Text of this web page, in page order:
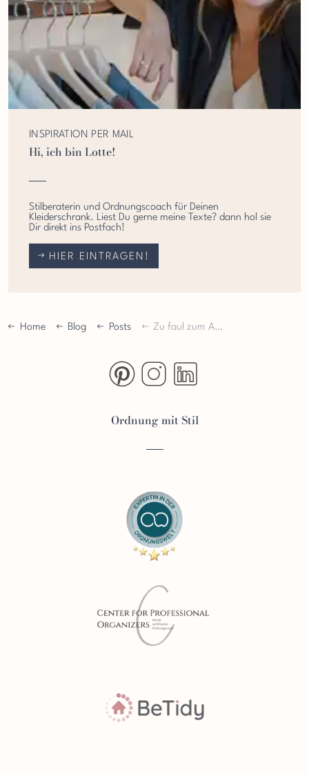
INSPIRATION PER MAIL
Hi, ich bin Lotte!
Stilberaterin und Ordnungscoach für Deinen
Kleiderschrank. Liest Du gerne meine Texte? dann hol sie
Dir direkt ins Postfach!
HIER EINTRAGEN!
Home Blog Posts Zu faul zum Aufräumen
Ordnung mit Stil